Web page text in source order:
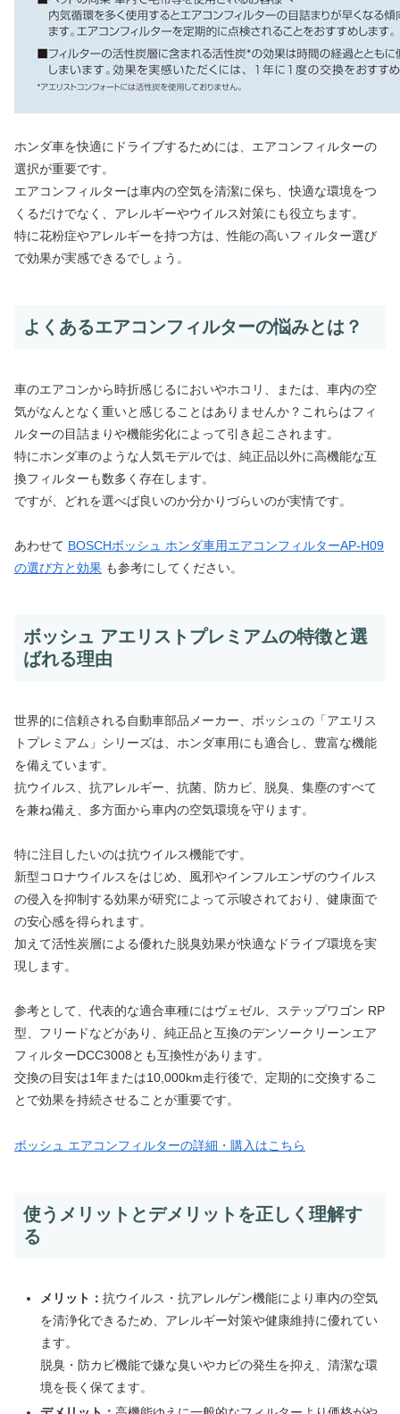
ホンダ車を快適にドライブするためには、エアコンフィルターの
選択が重要です。
エアコンフィルターは車内の空気を清潔に保ち、快適な環境をつ
くるだけでなく、アレルギーやウイルス対策にも役立ちます。
特に花粉症やアレルギーを持つ方は、性能の高いフィルター選び
で効果が実感できるでしょう。
よくあるエアコンフィルターの悩みとは？
車のエアコンから時折感じるにおいやホコリ、または、車内の空
気がなんとなく重いと感じることはありませんか？これらはフィ
ルターの目詰まりや機能劣化によって引き起こされます。
特にホンダ車のような人気モデルでは、純正品以外に高機能な互
換フィルターも数多く存在します。
ですが、どれを選べば良いのか分かりづらいのが実情です。
あわせて BOSCHボッシュ ホンダ車用エアコンフィルターAP-H09
の選び方と効果 も参考にしてください。
ボッシュ アエリストプレミアムの特徴と選
ばれる理由
世界的に信頼される自動車部品メーカー、ボッシュの「アエリス
トプレミアム」シリーズは、ホンダ車用にも適合し、豊富な機能
を備えています。
抗ウイルス、抗アレルギー、抗菌、防カビ、脱臭、集塵のすべて
を兼ね備え、多方面から車内の空気環境を守ります。
特に注目したいのは抗ウイルス機能です。
新型コロナウイルスをはじめ、風邪やインフルエンザのウイルス
の侵入を抑制する効果が研究によって示唆されており、健康面で
の安心感を得られます。
加えて活性炭層による優れた脱臭効果が快適なドライブ環境を実
現します。
参考として、代表的な適合車種にはヴェゼル、ステップワゴン RP
型、フリードなどがあり、純正品と互換のデンソークリーンエア
フィルターDCC3008とも互換性があります。
交換の目安は1年または10,000km走行後で、定期的に交換するこ
とで効果を持続させることが重要です。
ボッシュ エアコンフィルターの詳細・購入はこちら
使うメリットとデメリットを正しく理解す
る
メリット： 抗ウイルス・抗アレルゲン機能により車内の空気
を清浄化できるため、アレルギー対策や健康維持に優れてい
ます。
脱臭・防カビ機能で嫌な臭いやカビの発生を抑え、清潔な環
境を長く保てます。